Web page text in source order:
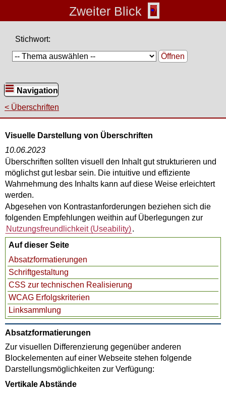
Zweiter Blick
Stichwort:
Öffnen
Navigation
Überschriften
Visuelle Darstellung von Überschriften
10.06.2023
Überschriften sollten visuell den Inhalt gut strukturieren und
möglichst gut lesbar sein. Die intuitive und effiziente
Wahrnehmung des Inhalts kann auf diese Weise erleichtert
werden.
Abgesehen von Kontrastanforderungen beziehen sich die
folgenden Empfehlungen weithin auf Überlegungen zur
Nutzungsfreundlichkeit (Useability).
Auf dieser Seite
Absatzformatierungen
Schriftgestaltung
CSS zur technischen Realisierung
WCAG Erfolgskriterien
Linksammlung
Absatzformatierungen
Zur visuellen Differenzierung gegenüber anderen
Blockelementen auf einer Webseite stehen folgende
Darstellungsmöglichkeiten zur Verfügung:
Vertikale Abstände